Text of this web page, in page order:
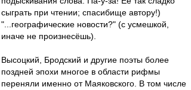
сыграть при чтении; спасибище автору!)
"...географические новости?" (с усмешкой,
иначе не произнесёшь).
Высоцкий, Бродский и другие поэты более
поздней эпохи многое в области рифмы
переняли именно от Маяковского. В том числе